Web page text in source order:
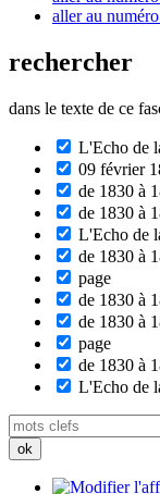
aller au
rechercher
dans le texte de ce
L'Echo de
09 février
de 1830 à
de 1830 à
L'Echo de
de 1830 à
page
de 1830 à
de 1830 à
page
de 1830 à
L'Echo de